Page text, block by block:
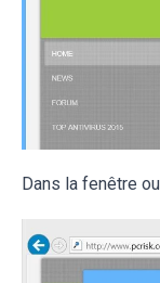
Dans la fenêtre